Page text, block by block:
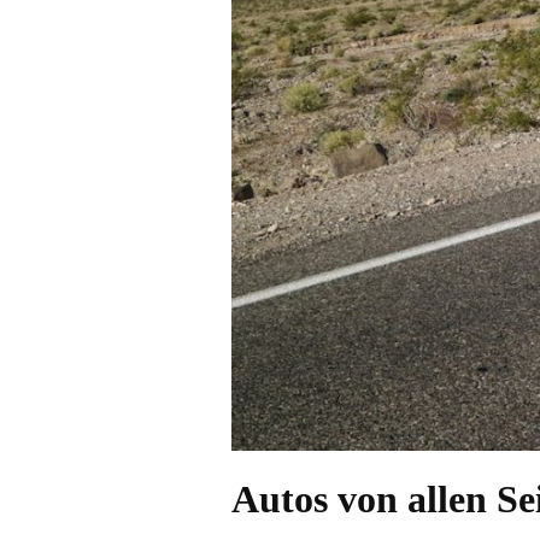
Autos von allen